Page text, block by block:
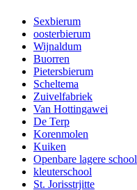
Sexbierum
oosterbierum
Wijnaldum
Buorren
Pietersbierum
Scheltema
Zuivelfabriek
Van Hottingawei
De Terp
Korenmolen
Kuiken
Openbare lagere school
kleuterschool
St. Jorisstrjitte